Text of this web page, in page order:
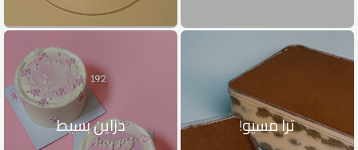
ترا مسيو! دزاين بسيط